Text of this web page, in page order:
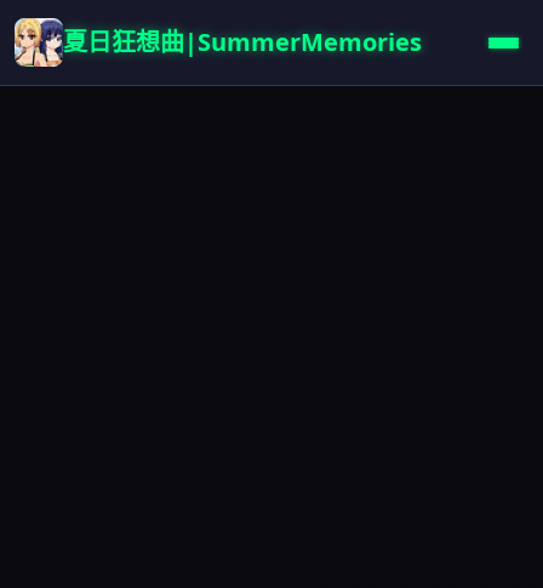
夏日狂想曲|SummerMemories